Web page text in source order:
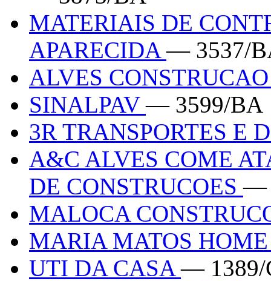
MATERIAIS DE
APARECIDA— 3537/
ALVES
SINALPAV— 3599/BA
3R TRANSPORTES E
A&C ALVES COME
DE CONSTRUCOES—
MALOCA
MARIA MATOS
UTI DA CASA— 1389/